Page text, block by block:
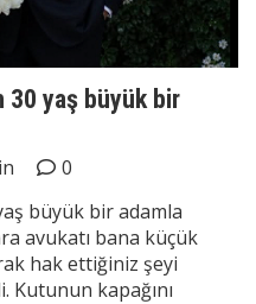
30 yaş büyük bir
0
büyük bir adamla
avukatı bana küçük
hak ettiğiniz şeyi
Kutunun kapağını